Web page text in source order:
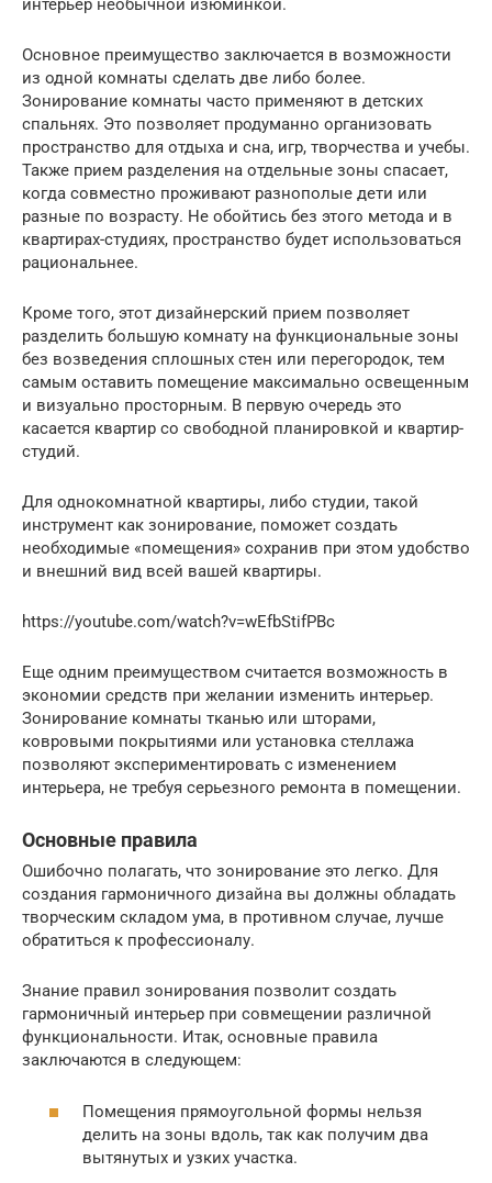
интерьер необычной изюминкой.
Основное преимущество заключается в возможности
из одной комнаты сделать две либо более.
Зонирование комнаты часто применяют в детских
спальнях. Это позволяет продуманно организовать
пространство для отдыха и сна, игр, творчества и учебы.
Также прием разделения на отдельные зоны спасает,
когда совместно проживают разнополые дети или
разные по возрасту. Не обойтись без этого метода и в
квартирах-студиях, пространство будет использоваться
рациональнее.
Кроме того, этот дизайнерский прием позволяет
разделить большую комнату на функциональные зоны
без возведения сплошных стен или перегородок, тем
самым оставить помещение максимально освещенным
и визуально просторным. В первую очередь это
касается квартир со свободной планировкой и квартир-
студий.
Для однокомнатной квартиры, либо студии, такой
инструмент как зонирование, поможет создать
необходимые «помещения» сохранив при этом удобство
и внешний вид всей вашей квартиры.
https://youtube.com/watch?v=wEfbStifPBc
Еще одним преимуществом считается возможность в
экономии средств при желании изменить интерьер.
Зонирование комнаты тканью или шторами,
ковровыми покрытиями или установка стеллажа
позволяют экспериментировать с изменением
интерьера, не требуя серьезного ремонта в помещении.
Основные правила
Ошибочно полагать, что зонирование это легко. Для
создания гармоничного дизайна вы должны обладать
творческим складом ума, в противном случае, лучше
обратиться к профессионалу.
Знание правил зонирования позволит создать
гармоничный интерьер при совмещении различной
функциональности. Итак, основные правила
заключаются в следующем:
Помещения прямоугольной формы нельзя
делить на зоны вдоль, так как получим два
вытянутых и узких участка.